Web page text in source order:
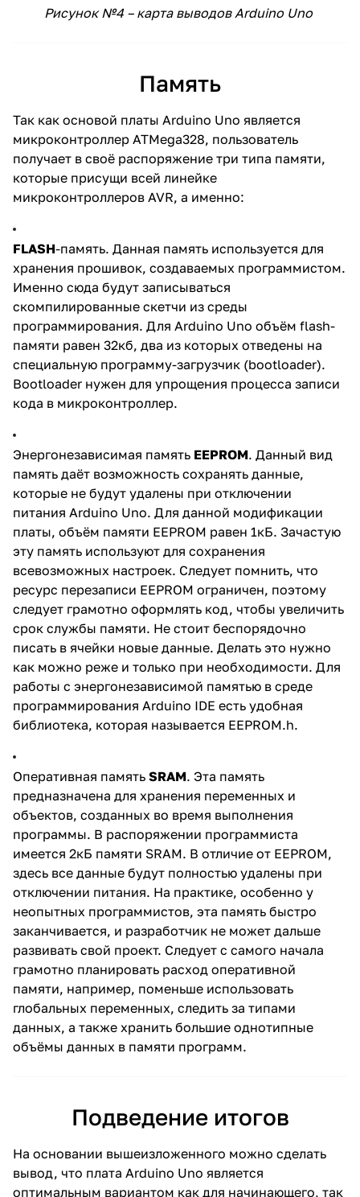
Рисунок №4 – карта выводов Arduino Uno
Память
Так как основой платы Arduino Uno является
микроконтроллер ATMega328, пользователь
получает в своё распоряжение три типа памяти,
которые присущи всей линейке
микроконтроллеров AVR, а именно:
FLASH-память. Данная память используется для
хранения прошивок, создаваемых программистом.
Именно сюда будут записываться
скомпилированные скетчи из среды
программирования. Для Arduino Uno объём flash-
памяти равен 32кб, два из которых отведены на
специальную программу-загрузчик (bootloader).
Bootloader нужен для упрощения процесса записи
кода в микроконтроллер.
Энергонезависимая память EEPROM. Данный вид
память даёт возможность сохранять данные,
которые не будут удалены при отключении
питания Arduino Uno. Для данной модификации
платы, объём памяти EEPROM равен 1кБ. Зачастую
эту память используют для сохранения
всевозможных настроек. Следует помнить, что
ресурс перезаписи EEPROM ограничен, поэтому
следует грамотно оформлять код, чтобы увеличить
срок службы памяти. Не стоит беспорядочно
писать в ячейки новые данные. Делать это нужно
как можно реже и только при необходимости. Для
работы с энергонезависимой памятью в среде
программирования Arduino IDE есть удобная
библиотека, которая называется EEPROM.h.
Оперативная память SRAM. Эта память
предназначена для хранения переменных и
объектов, созданных во время выполнения
программы. В распоряжении программиста
имеется 2кБ памяти SRAM. В отличие от EEPROM,
здесь все данные будут полностью удалены при
отключении питания. На практике, особенно у
неопытных программистов, эта память быстро
заканчивается, и разработчик не может дальше
развивать свой проект. Следует с самого начала
грамотно планировать расход оперативной
памяти, например, поменьше использовать
глобальных переменных, следить за типами
данных, а также хранить большие однотипные
объёмы данных в памяти программ.
Подведение итогов
На основании вышеизложенного можно сделать
вывод, что плата Arduino Uno является
оптимальным вариантом как для начинающего, так